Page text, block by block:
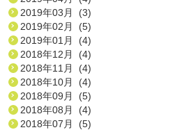
2019年03月 (3)
2019年02月 (5)
2019年01月 (4)
2018年12月 (4)
2018年11月 (4)
2018年10月 (4)
2018年09月 (5)
2018年08月 (4)
2018年07月 (5)